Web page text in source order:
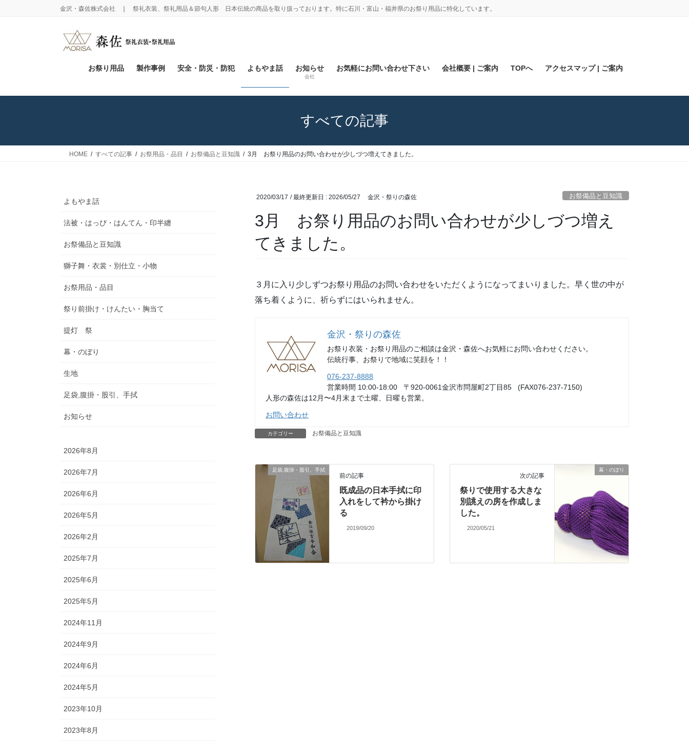
金沢・森佐株式会社 ❘ 祭礼衣装、祭礼用品＆節句人形 日本伝統の商品を取り扱っております。特に石川・富山・福井県のお祭り用品に特化しています。
お祭り用品 製作事例 安全・防災・防犯 よもやま話 お知らせ
会社
お気軽にお問い合わせ下さい 会社概要 | ご案内 TOPへ アクセスマップ | ご案内
すべての記事
HOME すべての記事 お祭用品・品目 お祭備品と豆知識 3月 お祭り用品のお問い合わせが少しづつ増えてきました。
2020/03/17 / 最終更新日 : 2026/05/27 金沢・祭りの森佐 お祭備品と豆知識
3月 お祭り用品のお問い合わせが少しづつ増え
てきました。
３月に入り少しずつお祭り用品のお問い合わせをいただくようになってまいりました。早く世の中が
落ち着くように、祈らずにはいられません。
金沢・祭りの森佐
お祭り衣装・お祭り用品のご相談は金沢・森佐へお気軽にお問い合わせください。
伝統行事、お祭りで地域に笑顔を！！
076-237-8888
営業時間 10:00-18:00 〒920-0061金沢市問屋町2丁目85 (FAX076-237-7150)
人形の森佐は12月〜4月末まで土曜、日曜も営業。
お問い合わせ
カテゴリー お祭備品と豆知識
足袋,腹掛・股引、手拭
前の記事
既成品の日本手拭に印
入れをして衿から掛け
る
2019/09/20
幕・のぼり
次の記事
祭りで使用する大きな
別誂えの房を作成しま
した。
2020/05/21
よもやま話
法被・はっぴ・はんてん・印半纏
お祭備品と豆知識
獅子舞・衣裳・別仕立・小物
お祭用品・品目
祭り前掛け・けんたい・胸当て
提灯 祭
幕・のぼり
生地
足袋,腹掛・股引、手拭
お知らせ
2026年8月
2026年7月
2026年6月
2026年5月
2026年2月
2025年7月
2025年6月
2025年5月
2024年11月
2024年9月
2024年6月
2024年5月
2023年10月
2023年8月